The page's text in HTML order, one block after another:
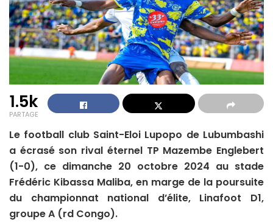
1.5k
PARTAGE
Le football club Saint-Eloi Lupopo de Lubumbashi
a écrasé son rival éternel TP Mazembe Englebert
(1-0), ce dimanche 20 octobre 2024 au stade
Frédéric Kibassa Maliba, en marge de la poursuite
du championnat national d’élite, Linafoot D1,
groupe A (rd Congo).